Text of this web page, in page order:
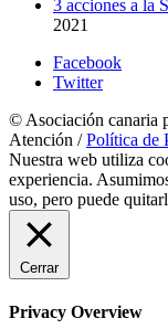
3 acciones a la
2021
Facebook
Twitter
© Asociación canaria
Atención /Política de
Nuestra web utiliza
experiencia.
uso, pero puede
Cerrar
Privacy Overview